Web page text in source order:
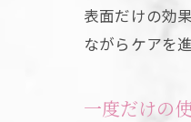
表面だけの効
ながらケアを
一度だけの